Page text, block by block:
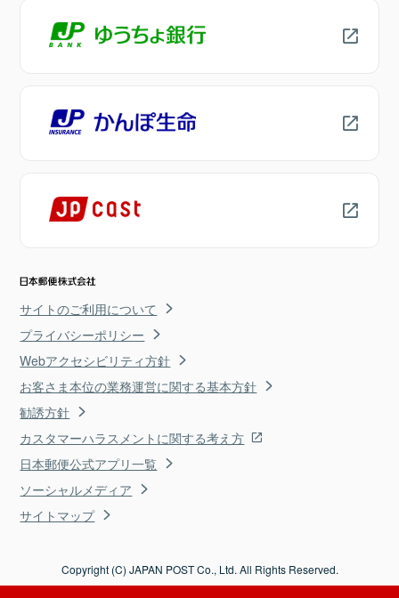
サイトのご利用について
プライバシーポリシー
Webアクセシビリティ方針
お客さま本位の業務運営に関する基本方針
勧誘方針
カスタマーハラスメントに関する考え方
日本郵便公式アプリ一覧
ソーシャルメディア
サイトマップ
Copyright (C) JAPAN POST Co., Ltd. All Rights Reserved.